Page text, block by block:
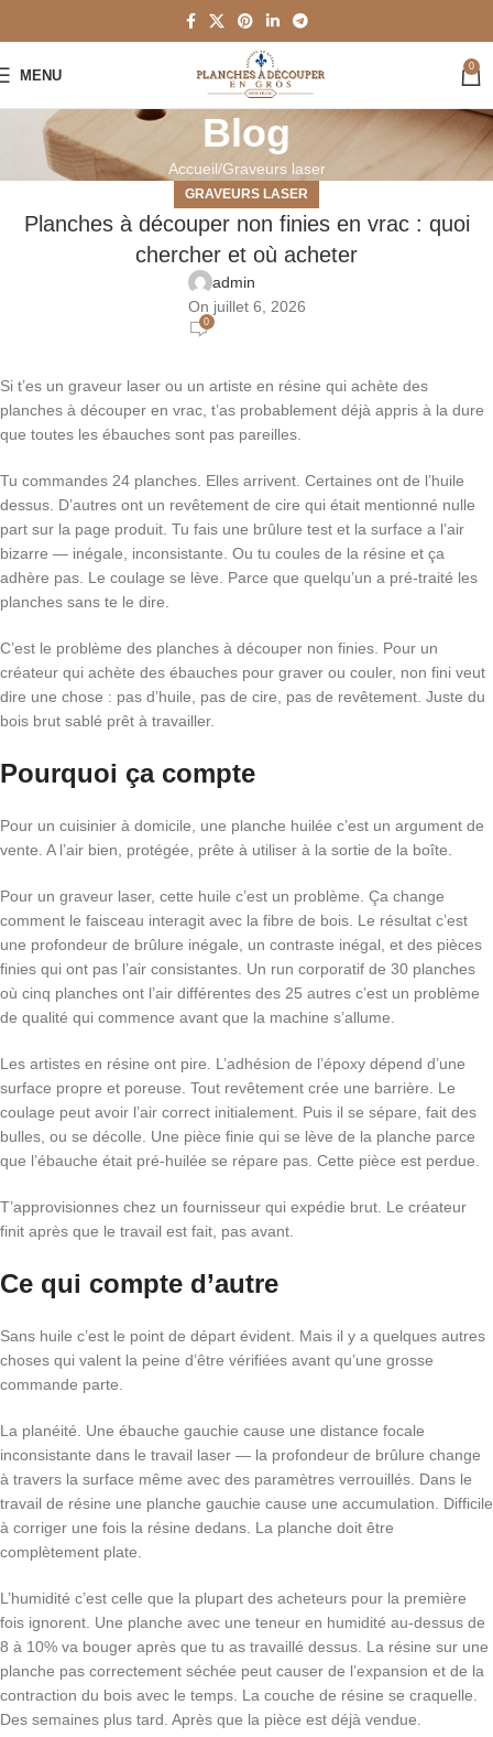
MENU
0
Blog
Accueil Graveurs laser
GRAVEURS LASER
Planches à découper non finies en vrac : quoi
chercher et où acheter
admin
On juillet 6, 2026
0
Si t’es un graveur laser ou un artiste en résine qui achète des
planches à découper en vrac, t’as probablement déjà appris à la dure
que toutes les ébauches sont pas pareilles.
Tu commandes 24 planches. Elles arrivent. Certaines ont de l’huile
dessus. D’autres ont un revêtement de cire qui était mentionné nulle
part sur la page produit. Tu fais une brûlure test et la surface a l’air
bizarre — inégale, inconsistante. Ou tu coules de la résine et ça
adhère pas. Le coulage se lève. Parce que quelqu’un a pré-traité les
planches sans te le dire.
C’est le problème des planches à découper non finies. Pour un
créateur qui achète des ébauches pour graver ou couler, non fini veut
dire une chose : pas d’huile, pas de cire, pas de revêtement. Juste du
bois brut sablé prêt à travailler.
Pourquoi ça compte
Pour un cuisinier à domicile, une planche huilée c’est un argument de
vente. A l’air bien, protégée, prête à utiliser à la sortie de la boîte.
Pour un graveur laser, cette huile c’est un problème. Ça change
comment le faisceau interagit avec la fibre de bois. Le résultat c’est
une profondeur de brûlure inégale, un contraste inégal, et des pièces
finies qui ont pas l’air consistantes. Un run corporatif de 30 planches
où cinq planches ont l’air différentes des 25 autres c’est un problème
de qualité qui commence avant que la machine s’allume.
Les artistes en résine ont pire. L’adhésion de l’époxy dépend d’une
surface propre et poreuse. Tout revêtement crée une barrière. Le
coulage peut avoir l’air correct initialement. Puis il se sépare, fait des
bulles, ou se décolle. Une pièce finie qui se lève de la planche parce
que l’ébauche était pré-huilée se répare pas. Cette pièce est perdue.
T’approvisionnes chez un fournisseur qui expédie brut. Le créateur
finit après que le travail est fait, pas avant.
Ce qui compte d’autre
Sans huile c’est le point de départ évident. Mais il y a quelques autres
choses qui valent la peine d’être vérifiées avant qu’une grosse
commande parte.
La planéité. Une ébauche gauchie cause une distance focale
inconsistante dans le travail laser — la profondeur de brûlure change
à travers la surface même avec des paramètres verrouillés. Dans le
travail de résine une planche gauchie cause une accumulation. Difficile
à corriger une fois la résine dedans. La planche doit être
complètement plate.
L’humidité c’est celle que la plupart des acheteurs pour la première
fois ignorent. Une planche avec une teneur en humidité au-dessus de
8 à 10% va bouger après que tu as travaillé dessus. La résine sur une
planche pas correctement séchée peut causer de l’expansion et de la
contraction du bois avec le temps. La couche de résine se craquelle.
Des semaines plus tard. Après que la pièce est déjà vendue.